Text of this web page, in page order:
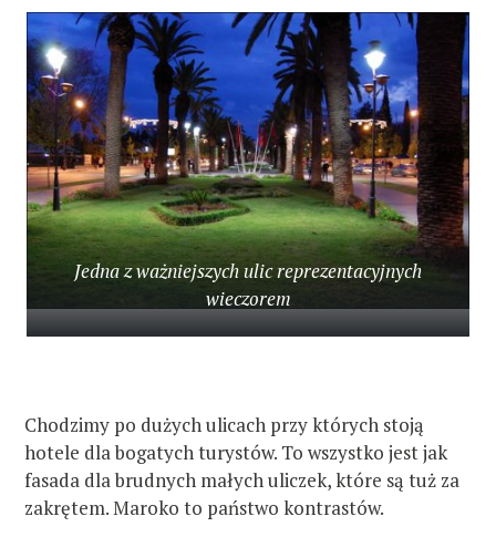
Jedna z ważniejszych ulic reprezentacyjnych
wieczorem
Chodzimy po dużych ulicach przy których stoją
hotele dla bogatych turystów. To wszystko jest jak
fasada dla brudnych małych uliczek, które są tuż za
zakrętem. Maroko to państwo kontrastów.